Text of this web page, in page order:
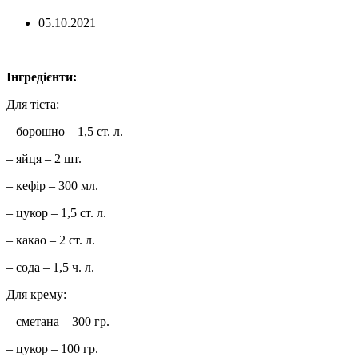
05.10.2021
Інгредієнти:
Для тіста:
– борошно – 1,5 ст. л.
– яйця – 2 шт.
– кефір – 300 мл.
– цукор – 1,5 ст. л.
– какао – 2 ст. л.
– сода – 1,5 ч. л.
Для крему:
– сметана – 300 гр.
– цукор – 100 гр.